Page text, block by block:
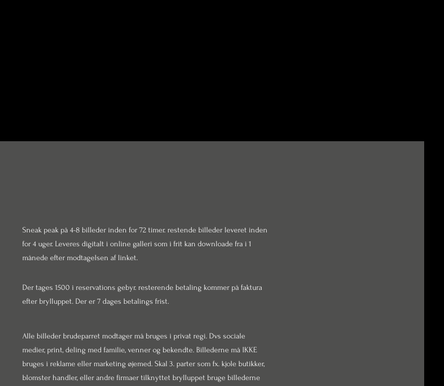
Sneak peak på 4-8 billeder inden for 72 timer. restende billeder leveret inden
for 4 uger. Leveres digitalt i online galleri som i frit kan downloade fra i 1
månede efter modtagelsen af linket.
Der tages 1500 i reservations gebyr. resterende betaling kommer på faktura
efter brylluppet. Der er 7 dages betalings frist.
Alle billeder brudeparret modtager må bruges i privat regi. Dvs sociale
medier, print, deling med familie, venner og bekendte. Billederne må IKKE
bruges i reklame eller marketing øjemed. Skal 3. parter som fx. kjole butikker,
blomster handler, eller andre firmaer tilknyttet brylluppet bruge billederne